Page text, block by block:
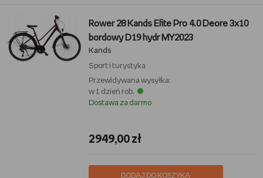
Rower 28 Kands Elite Pro 4.0 Deore 3x10
bordowy D19 hydr MY2023
Kands
Sport i turystyka
Przewidywana wysyłka:
w 1 dzień rob.
Dostawa za darmo
2949,00 zł
DODAJ DO KOSZYKA